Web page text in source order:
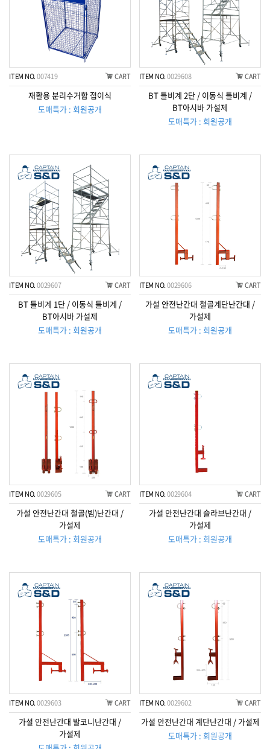
ITEM NO.007419 CART
재활용 분리수거함 접이식
도매특가 : 회원공개
ITEM NO.0029608 CART
BT 틀비계 2단 / 이동식 틀비계 /
BT아시바 가설제
도매특가 : 회원공개
ITEM NO.0029607 CART
BT 틀비계 1단 / 이동식 틀비계 /
BT아시바 가설제
도매특가 : 회원공개
ITEM NO.0029606 CART
가설 안전난간대 철골계단난간대 /
가설제
도매특가 : 회원공개
ITEM NO.0029605 CART
가설 안전난간대 철골(빔)난간대 /
가설제
도매특가 : 회원공개
ITEM NO.0029604 CART
가설 안전난간대 슬라브난간대 /
가설제
도매특가 : 회원공개
ITEM NO.0029603 CART
가설 안전난간대 발코니난간대 /
가설제
ITEM NO.0029602 CART
가설 안전난간대 계단난간대 / 가설제
도매특가 : 회원공개